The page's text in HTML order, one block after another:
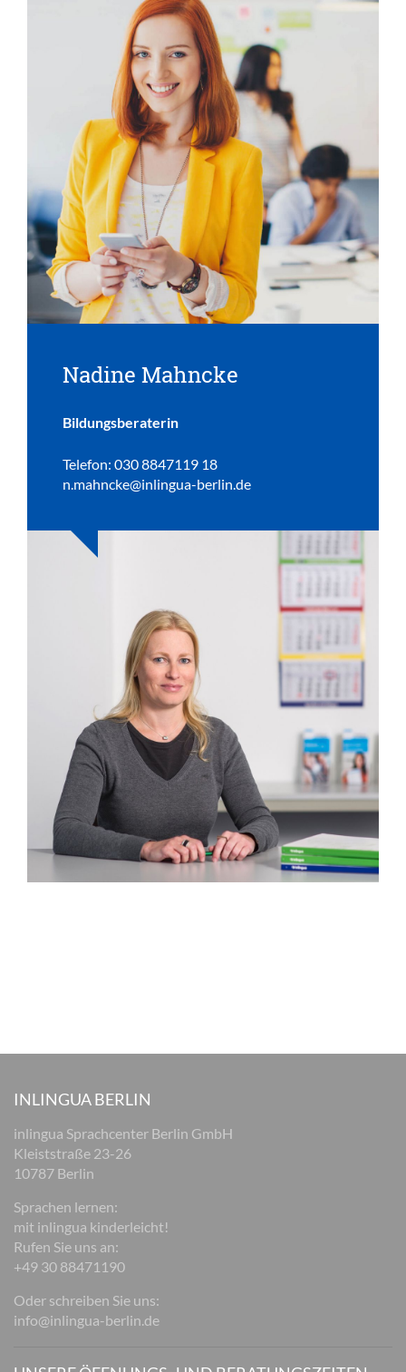
Nadine Mahncke
Bildungsberaterin
Telefon: 030 8847119 18
n.mahncke@inlingua-berlin.de
INLINGUA BERLIN
inlingua Sprachcenter Berlin GmbH
Kleiststraße 23-26
10787 Berlin
Sprachen lernen:
mit inlingua kinderleicht!
Rufen Sie uns an:
+49 30 88471190
Oder schreiben Sie uns:
info@inlingua-berlin.de